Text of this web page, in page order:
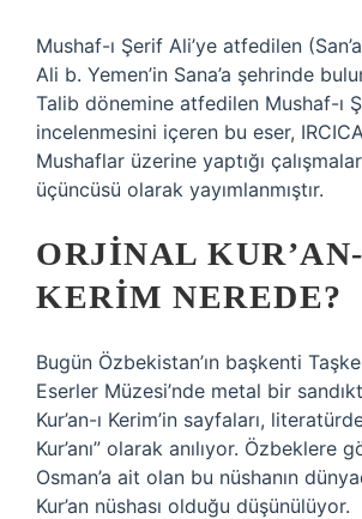
Mushaf-ı Şerif Ali’ye atfedilen
Ali b. Yemen’in Sana’a şehrinde
Talib dönemine atfedilen Mushaf-ı
incelenmesini içeren bu eser,
Mushaflar üzerine yaptığı
üçüncüsü olarak yayımlanmıştır.
ORJINAL
KERIM NEREDE?
Bugün Özbekistan’ın başkenti
Eserler Müzesi’nde metal bir
Kur’an-ı Kerim’in sayfaları,
Kur’anı” olarak anılıyor. Özbeklere
Osman’a ait olan bu nüshanın
Kur’an nüshası olduğu düşünülüyor.